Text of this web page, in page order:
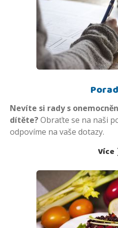
Nevíte si rady s
dítěte?Obraťte se na naši
odpovíme na vaše dotazy.
Více